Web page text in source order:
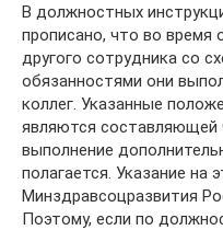
В должностных
прописано, что во время
другого сотрудника со
обязанностями они
коллег. Указанные
являются составляющей
выполнение
полагается. Указание на
Минздравсоцразвития
Поэтому, если по